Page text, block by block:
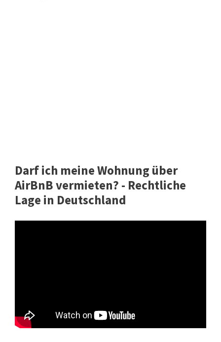
Darf ich meine Wohnung über
AirBnB vermieten? - Rechtliche
Lage in Deutschland